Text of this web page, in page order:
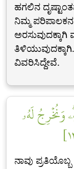
ಹಗಲಿನ
ನಿಮ್ಮ
ಅರಸುವುದಕ್ಕಾಗಿ
ವಿವರಿಸಿದ್ದೇವೆ.
وَنُخۡرِجُ لَهُۥ
ನಾವು